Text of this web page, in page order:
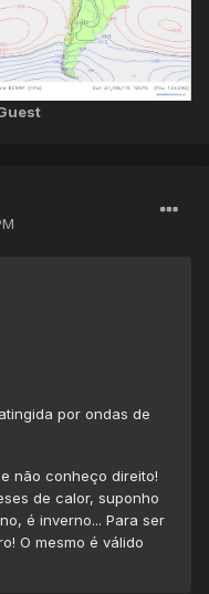
por ondas de
não conheço direito!
de calor, suponho
é inverno... Para ser
O mesmo é válido